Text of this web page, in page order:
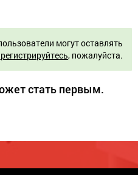
могут оставлять
, пожалуйста.
стать первым.